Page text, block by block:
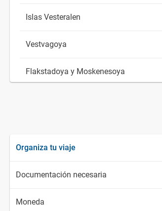
Islas Vesteralen
Vestvagoya
Flakstadoya y Moskenesoya
Organiza tu viaje
Documentación necesaria
Moneda